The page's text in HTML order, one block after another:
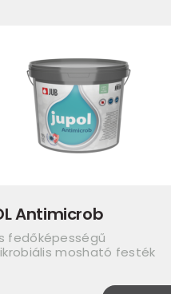
Antimicrob
fedőképességű
mosható festék